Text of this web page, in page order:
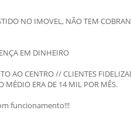
NO IMOVEL, NÃO TEM
EM DINHEIRO
AO CENTRO // CLIENTES
ERA DE 14 MIL POR MÊS.
funcionamento!!!